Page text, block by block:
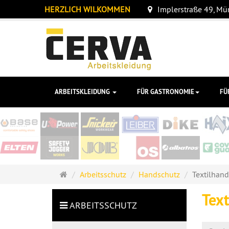
HERZLICH WILKOMMEN Implerstraße 49,
ARBEITSKLEIDUNG FÜR GASTRONOMIE
Startseite
Arbeitsschutz Handschutz
ARBEITSSCHUTZ